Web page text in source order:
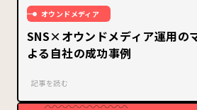
オウンドメディア
SNS×オウンドメディア運用の
よる自社の成功事例
記事を読む